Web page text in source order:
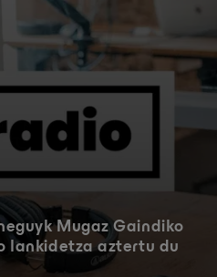
Mugaz Gaindiko
lankidetza aztertu du